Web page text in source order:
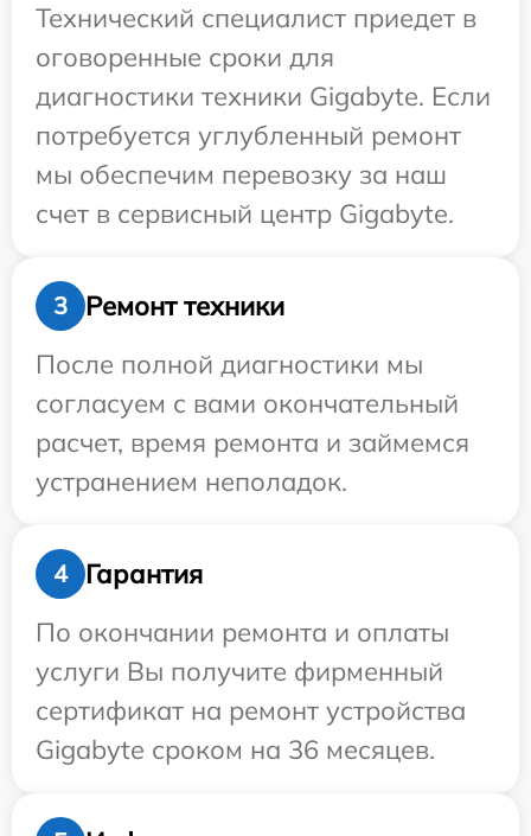
Технический специалист приедет в
оговоренные сроки для
диагностики техники Gigabyte. Если
потребуется углубленный ремонт
мы обеспечим перевозку за наш
счет в сервисный центр Gigabyte.
3
Ремонт техники
После полной диагностики мы
согласуем с вами окончательный
расчет, время ремонта и займемся
устранением неполадок.
4
Гарантия
По окончании ремонта и оплаты
услуги Вы получите фирменный
сертификат на ремонт устройства
Gigabyte сроком на 36 месяцев.